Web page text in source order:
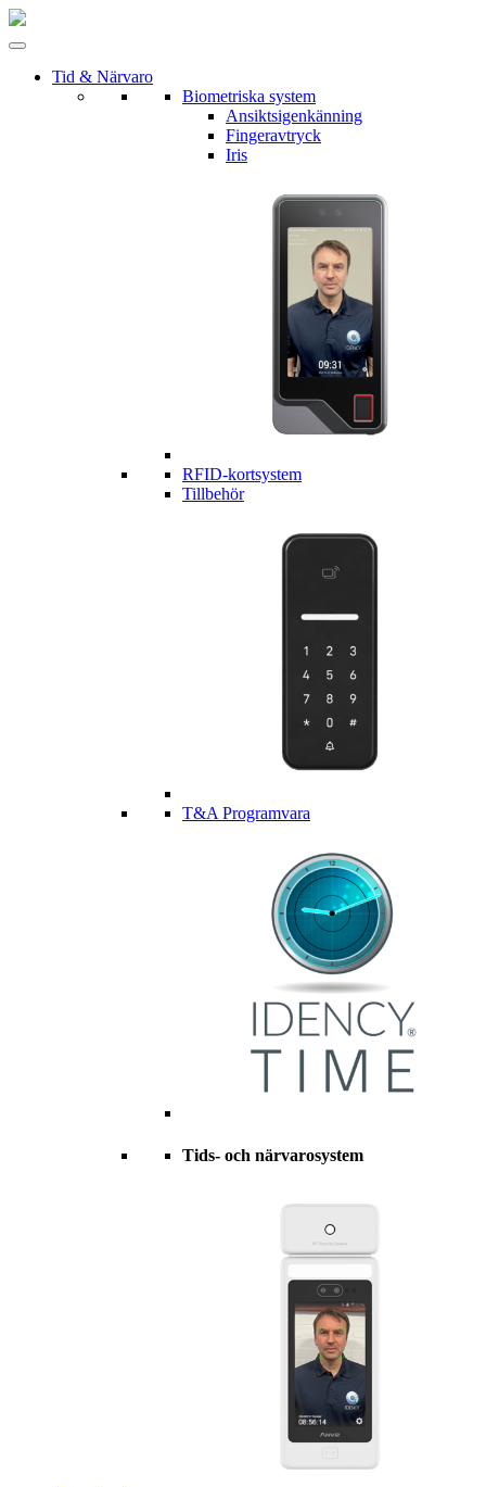
Tid & Närvaro
Biometriska system
Ansiktsigenkänning
Fingeravtryck
Iris
RFID-kortsystem
Tillbehör
T&A Programvara
Tids- och närvarosystem